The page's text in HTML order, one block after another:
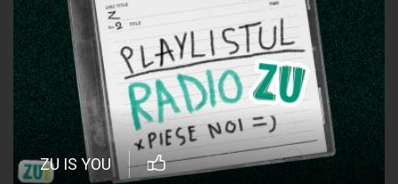
ZU IS YOU